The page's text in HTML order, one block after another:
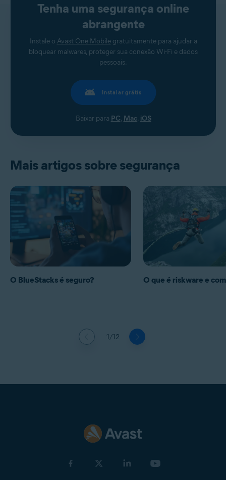
Tenha uma segurança online
abrangente
Instale o Avast One Mobilegratuitamente para ajudar a
bloquear malwares, proteger sua conexão Wi-Fi e dados
pessoais.
Instalar grátis
Baixar para PC, Mac, iOS
Mais artigos sobre segurança
1/12
O BlueStacks é seguro? O que é riskware e